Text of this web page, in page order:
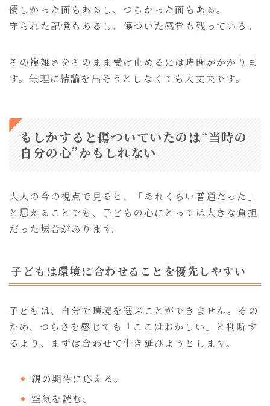
優しかった面もあるし、つらかった面もある。
守られた記憶もあるし、傷ついた感覚も残っている。
その複雑さをそのまま受け止めるには時間がかかりま
す。無理に結論を出そうとしなくても大丈夫です。
もしかすると傷ついていたのは“当時の
自分の心”かもしれない
大人の今の視点で見ると、「あれくらい普通だった」
と思えることでも、子どもの心にとっては大きな負担
だった場合があります。
子どもは環境に合わせることを優先しやすい
子どもは、自分で環境を選ぶことができません。その
ため、つらさを感じても「ここはおかしい」と判断す
るより、まずは合わせて生き延びようとします。
親の期待に応える。
空気を読む。